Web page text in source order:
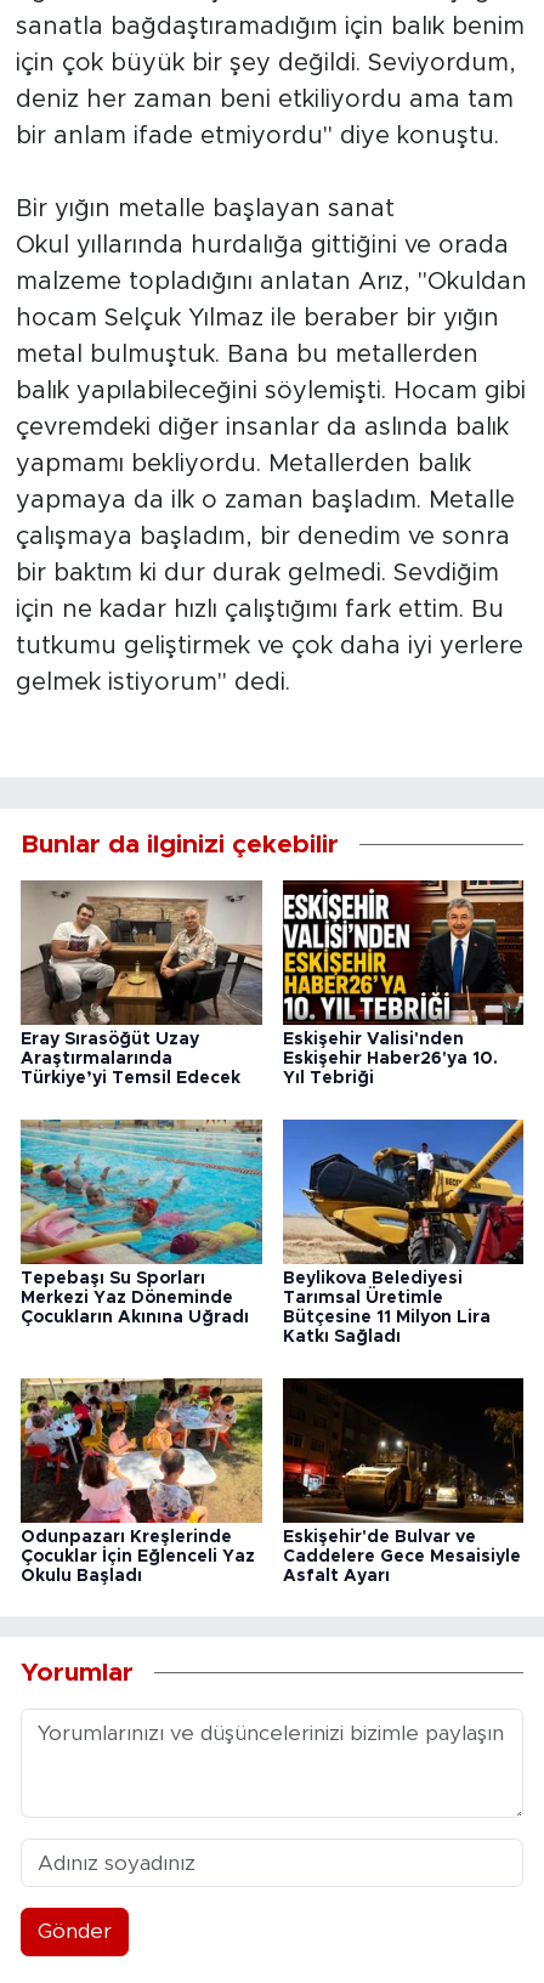
sanatla bağdaştıramadığım için balık benim
için çok büyük bir şey değildi. Seviyordum,
deniz her zaman beni etkiliyordu ama tam
bir anlam ifade etmiyordu" diye konuştu.
Bir yığın metalle başlayan sanat
Okul yıllarında hurdalığa gittiğini ve orada
malzeme topladığını anlatan Arız, "Okuldan
hocam Selçuk Yılmaz ile beraber bir yığın
metal bulmuştuk. Bana bu metallerden
balık yapılabileceğini söylemişti. Hocam gibi
çevremdeki diğer insanlar da aslında balık
yapmamı bekliyordu. Metallerden balık
yapmaya da ilk o zaman başladım. Metalle
çalışmaya başladım, bir denedim ve sonra
bir baktım ki dur durak gelmedi. Sevdiğim
için ne kadar hızlı çalıştığımı fark ettim. Bu
tutkumu geliştirmek ve çok daha iyi yerlere
gelmek istiyorum" dedi.
Bunlar da ilginizi çekebilir
Eray Sırasöğüt Uzay
Araştırmalarında
Türkiye’yi Temsil Edecek
Eskişehir Valisi'nden
Eskişehir Haber26'ya 10.
Yıl Tebriği
Tepebaşı Su Sporları
Merkezi Yaz Döneminde
Çocukların Akınına Uğradı
Beylikova Belediyesi
Tarımsal Üretimle
Bütçesine 11 Milyon Lira
Katkı Sağladı
Odunpazarı Kreşlerinde
Çocuklar İçin Eğlenceli Yaz
Okulu Başladı
Eskişehir'de Bulvar ve
Caddelere Gece Mesaisiyle
Asfalt Ayarı
Yorumlar
Gönder